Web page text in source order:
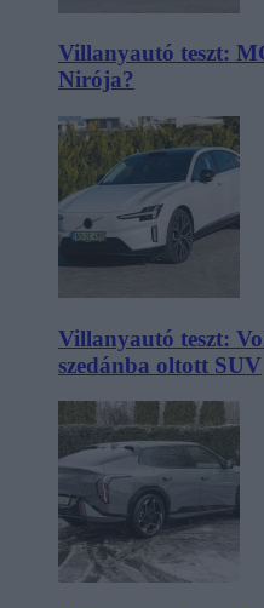
Villanyautó teszt:
Nirója?
Villanyautó teszt:
szedánba oltott SUV